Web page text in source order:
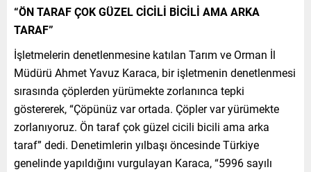
“ÖN TARAF ÇOK GÜZEL CİCİLİ BİCİLİ AMA ARKA
TARAF”
İşletmelerin denetlenmesine katılan Tarım ve Orman İl
Müdürü Ahmet Yavuz Karaca, bir işletmenin denetlenmesi
sırasında çöplerden yürümekte zorlanınca tepki
göstererek, “Çöpünüz var ortada. Çöpler var yürümekte
zorlanıyoruz. Ön taraf çok güzel cicili bicili ama arka
taraf” dedi. Denetimlerin yılbaşı öncesinde Türkiye
genelinde yapıldığını vurgulayan Karaca, “5996 sayılı